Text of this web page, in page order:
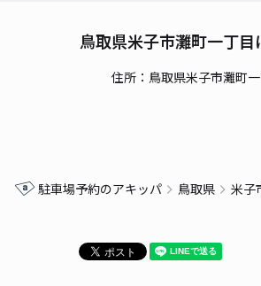
鳥取県米子市灘町一丁目
住所：鳥取県米子市灘町
駐車場予約のアキッパ 鳥取県 米子